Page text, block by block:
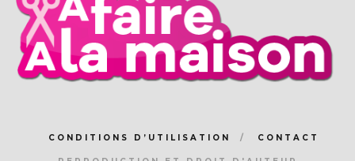
CONDITIONS D’UTILISATION CONTACT